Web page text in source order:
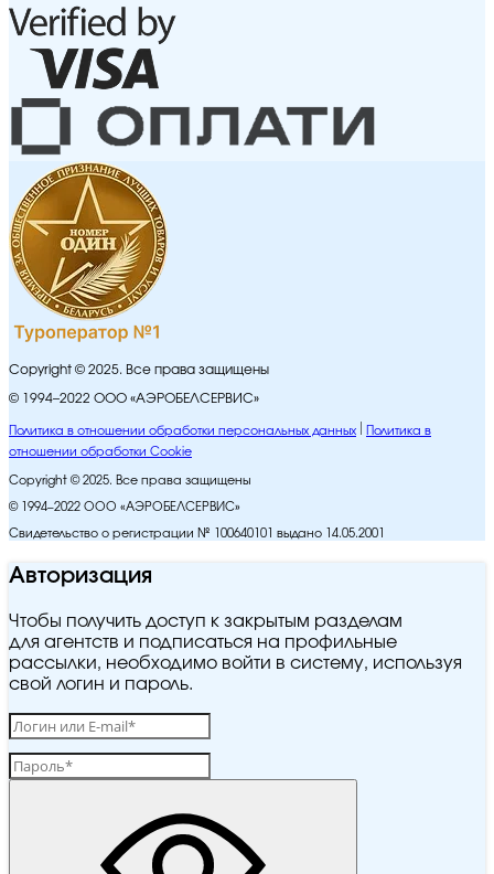
Copyright © 2025. Все права защищены
© 1994–2022 ООО «АЭРОБЕЛСЕРВИС»
Политика в отношении обработки персональных данных
Политика в
отношении обработки Cookie
Copyright © 2025. Все права защищены
© 1994–2022 ООО «АЭРОБЕЛСЕРВИС»
Свидетельство о регистрации № 100640101 выдано 14.05.2001
Авторизация
Чтобы получить доступ к закрытым разделам
для агентств и подписаться на профильные
рассылки, необходимо войти в систему, используя
свой логин и пароль.